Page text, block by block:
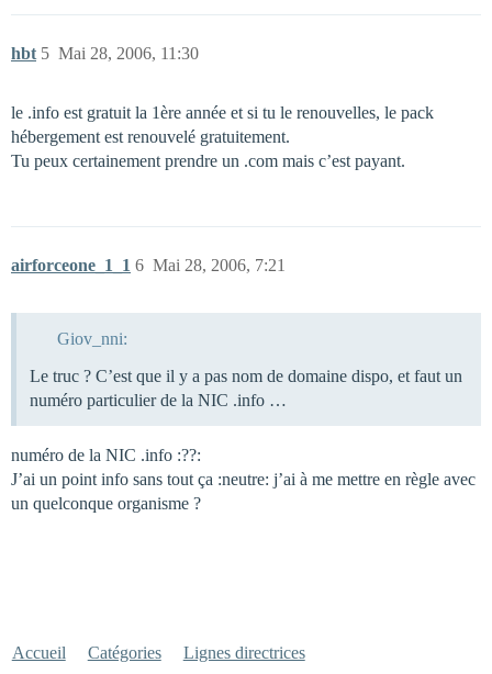
hbt Mai 28, 2006, 11:30
5
le .info est gratuit la 1ère année et si tu le renouvelles, le pack
hébergement est renouvelé gratuitement.
Tu peux certainement prendre un .com mais c’est payant.
airforceone_1_1 Mai 28, 2006, 7:21
6
Giov_nni:
Le truc ? C’est que il y a pas nom de domaine dispo, et faut un
numéro particulier de la NIC .info …
numéro de la NIC .info :??:
J’ai un point info sans tout ça :neutre: j’ai à me mettre en règle avec
un quelconque organisme ?
Accueil Catégories Lignes directrices